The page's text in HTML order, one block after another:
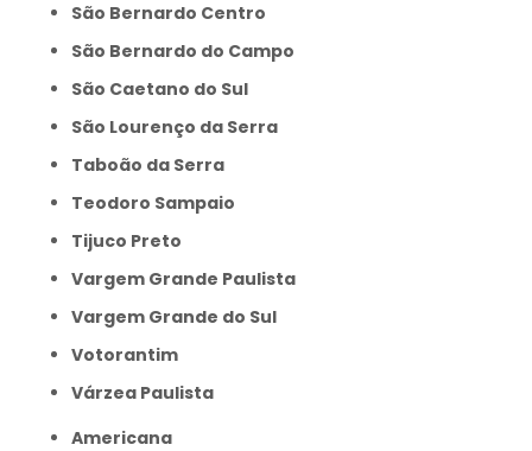
São Bernardo Centro
São Bernardo do Campo
São Caetano do Sul
São Lourenço da Serra
Taboão da Serra
Teodoro Sampaio
Tijuco Preto
Vargem Grande Paulista
Vargem Grande do Sul
Votorantim
Várzea Paulista
Americana